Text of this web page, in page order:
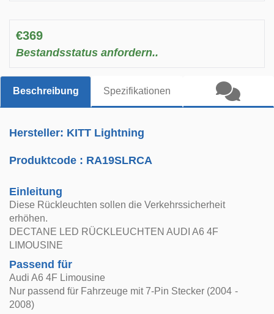
€369
Bestandsstatus anfordern..
Beschreibung Spezifikationen
Hersteller: KITT Lightning
Produktcode : RA19SLRCA
Einleitung
Diese Rückleuchten sollen die Verkehrssicherheit
erhöhen.
DECTANE LED RÜCKLEUCHTEN AUDI A6 4F
LIMOUSINE
Passend für
Audi A6 4F Limousine
Nur passend für Fahrzeuge mit 7-Pin Stecker (2004 -
2008)